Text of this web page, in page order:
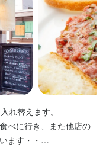
れ替えます。
べに行き、また他店の
ます・・
迎
Uターン・Iターン歓迎
個人経営(2店舗以内)
しい仲間を募集しま
迎
Uターン・Iターン歓迎
個人経営(2店舗以内)
迎
第二新卒歓迎
駅チカ(徒歩5分以内)